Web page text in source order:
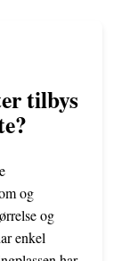
tilbys
og
og
enkel